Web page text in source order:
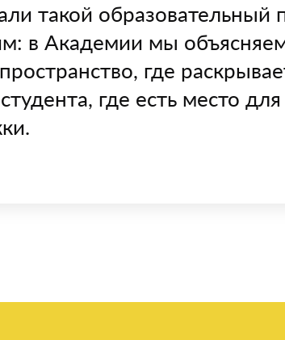
такой образовательный
в Академии мы
где
где есть место